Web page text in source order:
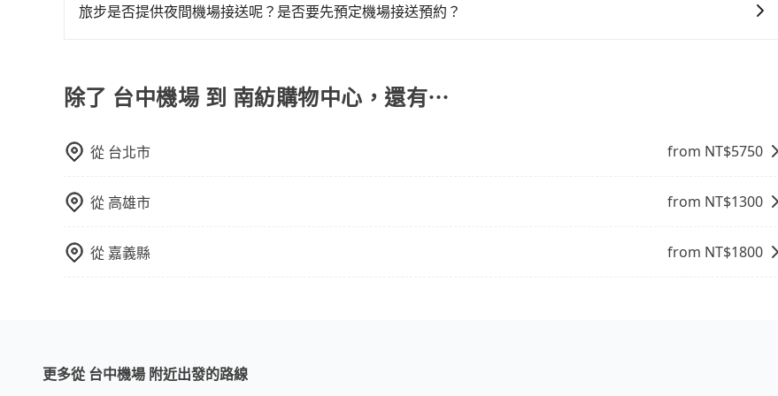
為司機素質比較差、車上會有煙味、或者車齡過大，但事實恰恰相反。tripool不僅有嚴密的篩選機制，定期淘汰
能用更少的司機來服務更多的旅客，意味著使用到不熟悉的司機或者轉單給其他車行的情況比同行更低，如此便
反應在服務品質的控管會更佳。但tripool網站上的價格是動態的，一般來說越早預訂價格越優，且保證前一天中
旅步是否提供夜間機場接送呢？是否要先預定機場接送預約？
除了 台中機場 到 南紡購物中心，還有⋯
從 台北市 from NT$5750
從 高雄市 from NT$1300
從 嘉義縣 from NT$1800
更多從 台中機場 附近出發的路線